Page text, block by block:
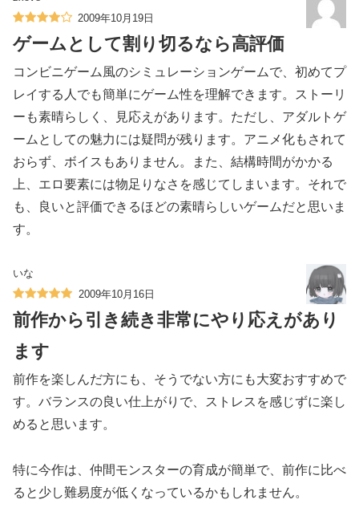
2009年10月19日
ゲームとして割り切るなら高評価
コンビニゲーム風のシミュレーションゲームで、初めてプ
レイする人でも簡単にゲーム性を理解できます。ストーリ
ーも素晴らしく、見応えがあります。ただし、アダルトゲ
ームとしての魅力には疑問が残ります。アニメ化もされて
おらず、ボイスもありません。また、結構時間がかかる
上、エロ要素には物足りなさを感じてしまいます。それで
も、良いと評価できるほどの素晴らしいゲームだと思いま
す。
いな
2009年10月16日
前作から引き続き非常にやり応えがあり
ます
前作を楽しんだ方にも、そうでない方にも大変おすすめで
す。バランスの良い仕上がりで、ストレスを感じずに楽し
めると思います。
特に今作は、仲間モンスターの育成が簡単で、前作に比べ
ると少し難易度が低くなっているかもしれません。